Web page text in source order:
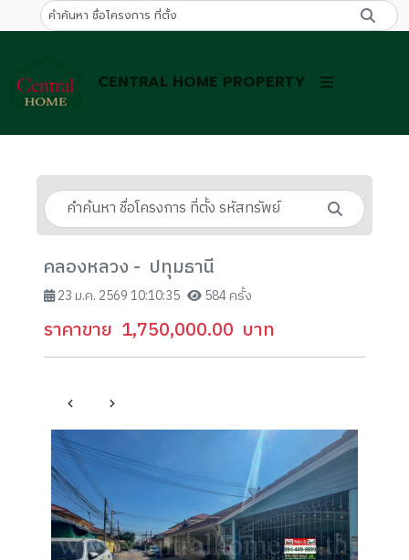
CENTRAL HOME PROPERTY
คลองหลวง - ปทุมธานี
23 ม.ค. 2569 10:10:35 584 ครั้ง
ราคาขาย 1,750,000.00 บาท